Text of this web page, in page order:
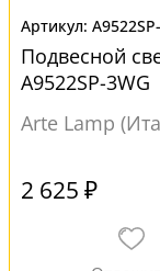
Подвесной
A9522SP-3WG
Arte Lamp
2 625 ₽